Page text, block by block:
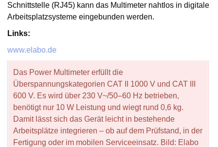
Schnittstelle (RJ45) kann das Multimeter nahtlos in digitale
Arbeitsplatzsysteme eingebunden werden.
Links:
www.elabo.de
Das Power Multimeter erfüllt die
Überspannungskategorien CAT II 1000 V und CAT III
600 V. Es wird über 230 V~/50–60 Hz betrieben,
benötigt nur 10 W Leistung und wiegt rund 0,6 kg.
Damit lässt sich das Gerät leicht in bestehende
Arbeitsplätze integrieren – ob auf dem Prüfstand, in der
Fertigung oder im mobilen Serviceeinsatz. Bild: Elabo